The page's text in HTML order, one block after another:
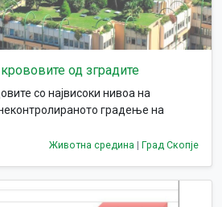
од зградите
со највисоки нивоа на
градење на
на воздухот.Животна средина | Град Скопје